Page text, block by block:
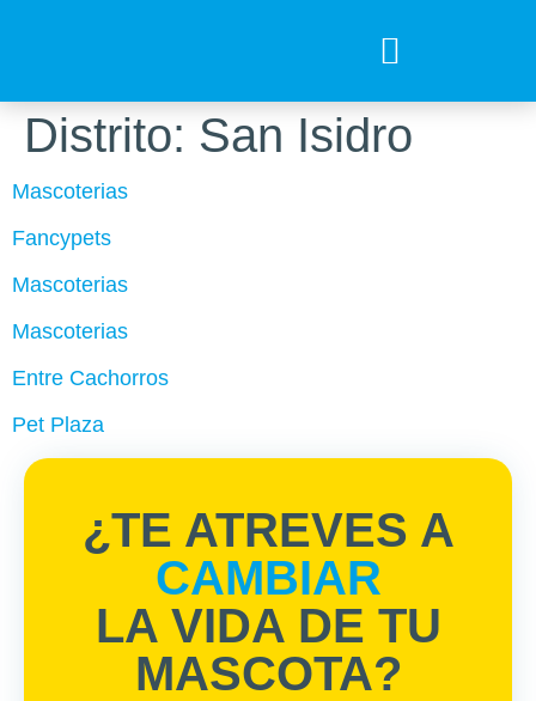
Distrito: San Isidro
Mascoterias
Fancypets
Mascoterias
Mascoterias
Entre Cachorros
Pet Plaza
¿TE ATREVES A
CAMBIAR
LA VIDA DE TU
MASCOTA?